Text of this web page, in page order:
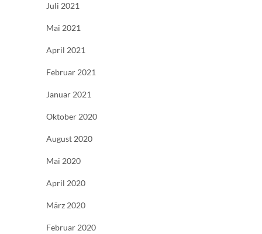
Juli 2021
Mai 2021
April 2021
Februar 2021
Januar 2021
Oktober 2020
August 2020
Mai 2020
April 2020
März 2020
Februar 2020